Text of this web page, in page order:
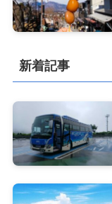
新着記事